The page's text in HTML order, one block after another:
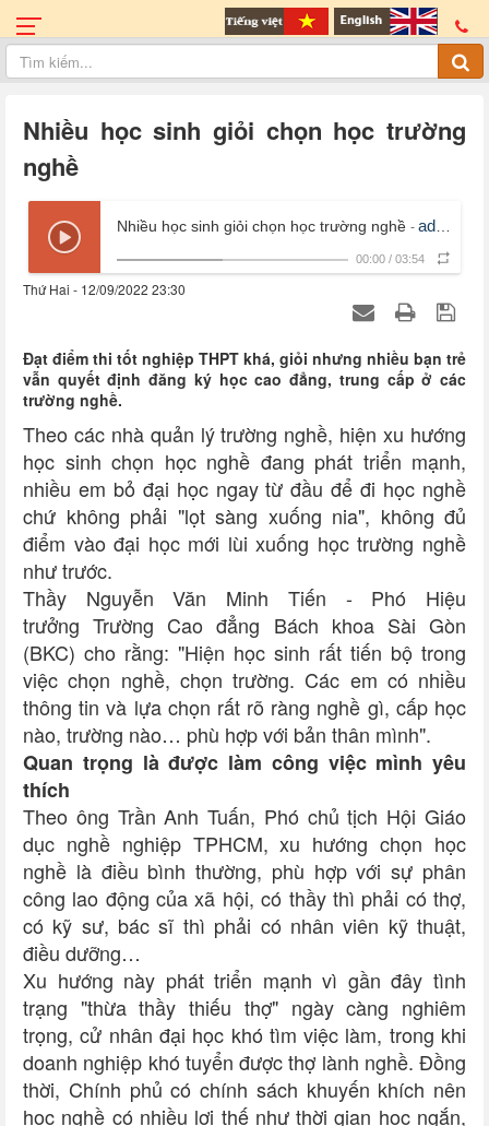
Nhiều học sinh giỏi chọn học trường
nghề
Nhiều học sinh giỏi chọn học trường nghề - admin
00:00 / 03:54
Thứ Hai - 12/09/2022 23:30
Đạt điểm thi tốt nghiệp THPT khá, giỏi nhưng nhiều bạn trẻ
vẫn quyết định đăng ký học cao đẳng, trung cấp ở các
trường nghề.
Theo các nhà quản lý trường nghề, hiện xu hướng
học sinh chọn học nghề đang phát triển mạnh,
nhiều em bỏ đại học ngay từ đầu để đi học nghề
chứ không phải "lọt sàng xuống nia", không đủ
điểm vào đại học mới lùi xuống học trường nghề
như trước.
Thầy Nguyễn Văn Minh Tiến - Phó Hiệu
trưởng Trường Cao đẳng Bách khoa Sài Gòn
(BKC) cho rằng: "Hiện học sinh rất tiến bộ trong
việc chọn nghề, chọn trường. Các em có nhiều
thông tin và lựa chọn rất rõ ràng nghề gì, cấp học
nào, trường nào… phù hợp với bản thân mình".
Quan trọng là được làm công việc mình yêu
thích
Theo ông Trần Anh Tuấn, Phó chủ tịch Hội Giáo
dục nghề nghiệp TPHCM, xu hướng chọn học
nghề là điều bình thường, phù hợp với sự phân
công lao động của xã hội, có thầy thì phải có thợ,
có kỹ sư, bác sĩ thì phải có nhân viên kỹ thuật,
điều dưỡng…
Xu hướng này phát triển mạnh vì gần đây tình
trạng "thừa thầy thiếu thợ" ngày càng nghiêm
trọng, cử nhân đại học khó tìm việc làm, trong khi
doanh nghiệp khó tuyển được thợ lành nghề. Đồng
thời, Chính phủ có chính sách khuyến khích nên
học nghề có nhiều lợi thế như thời gian học ngắn,